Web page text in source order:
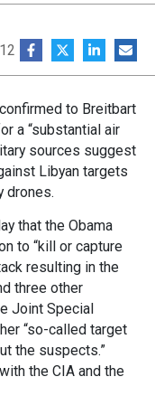
to Breitbart
a “substantial air
sources suggest
Libyan targets
drones.
that the Obama
to “kill or capture
resulting in the
three other
Joint Special
“so-called target
the suspects.”
the CIA and the